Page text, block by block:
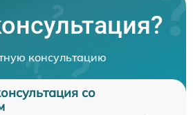
консультацию
со